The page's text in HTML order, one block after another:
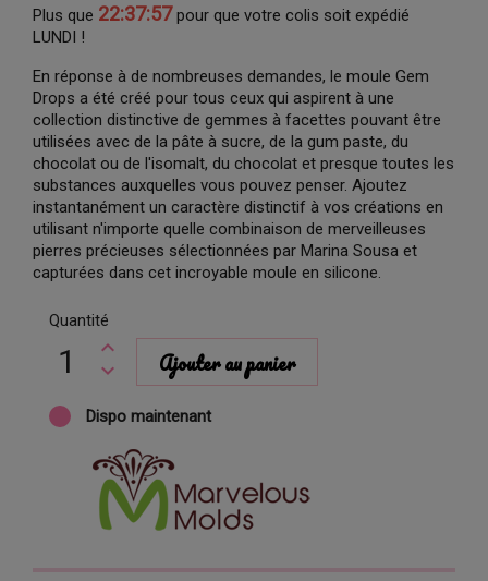
Plus que 22:37:56pour que votre colis soit expédié
LUNDI !
En réponse à de nombreuses demandes, le moule Gem
Drops a été créé pour tous ceux qui aspirent à une
collection distinctive de gemmes à facettes pouvant être
utilisées avec de la pâte à sucre, de la gum paste, du
chocolat ou de l'isomalt, du chocolat et presque toutes les
substances auxquelles vous pouvez penser. Ajoutez
instantanément un caractère distinctif à vos créations en
utilisant n'importe quelle combinaison de merveilleuses
pierres précieuses sélectionnées par Marina Sousa et
capturées dans cet incroyable moule en silicone.
Quantité
Ajouter au panier
Dispo maintenant